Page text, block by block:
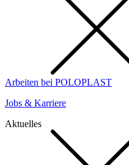
Arbeiten bei POLOPLAST
Jobs & Karriere
Aktuelles